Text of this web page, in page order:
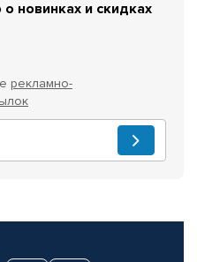
новинках и скидках
рекламно-